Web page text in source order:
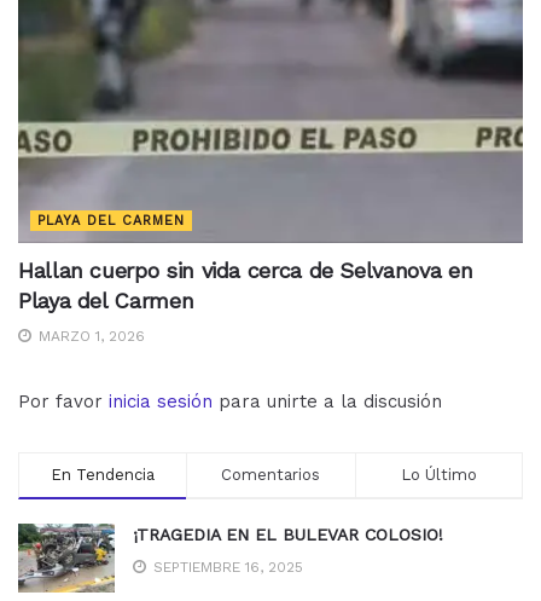
PLAYA DEL CARMEN
Hallan cuerpo sin vida cerca de Selvanova en
Playa del Carmen
MARZO 1, 2026
Por favor inicia sesión para unirte a la discusión
En Tendencia Comentarios Lo Último
¡TRAGEDIA EN EL BULEVAR COLOSIO!
SEPTIEMBRE 16, 2025